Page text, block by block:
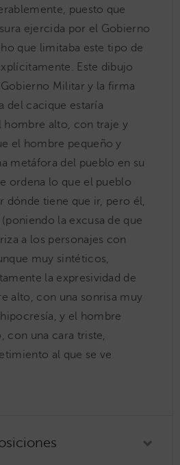
puesto que
ejercida por el Gobierno
que limitaba este tipo de
Este dibujo
Militar y la firma
del cacique estaría
hombre alto, con traje y
el hombre pequeño y
metáfora del pueblo en su
ordena lo que el pueblo
dónde tiene que ir, pero él,
la excusa de que
a los personajes con
muy sintéticos,
la expresividad de
alto, con una sonrisa muy
y el hombre
con una cara triste,
al que se ve